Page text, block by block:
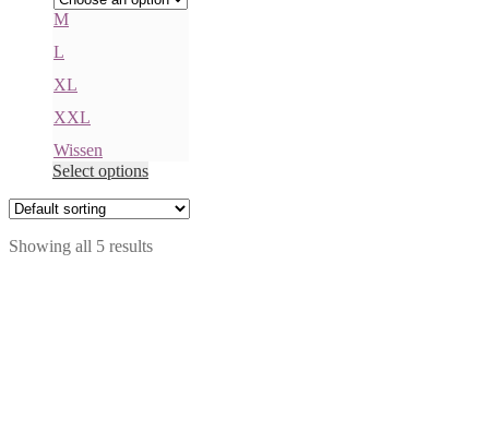
M
L
XL
XXL
Wissen
Select options
Showing all 5 results